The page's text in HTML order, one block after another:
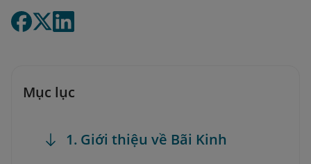
Mục lục
1. Giới thiệu về Bãi Kinh